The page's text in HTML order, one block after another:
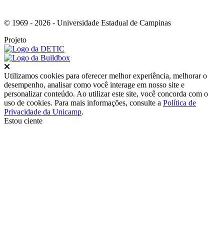
© 1969 - 2026 - Universidade Estadual de Campinas
Projeto
Utilizamos cookies para oferecer melhor experiência, melhorar o
desempenho, analisar como você interage em nosso site e
personalizar conteúdo. Ao utilizar este site, você concorda com o
uso de cookies. Para mais informações, consulte a Política de
Privacidade da Unicamp.
Estou ciente